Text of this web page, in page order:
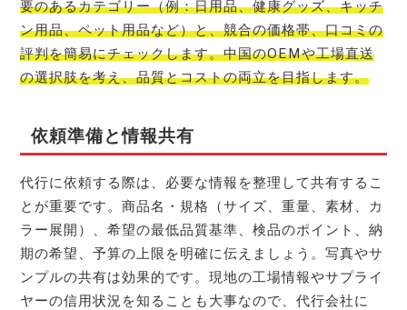
要のあるカテゴリー（例：日用品、健康グッズ、キッチ
ン用品、ペット用品など）と、競合の価格帯、口コミの
評判を簡易にチェックします。中国のOEMや工場直送
の選択肢を考え、品質とコストの両立を目指します。
依頼準備と情報共有
代行に依頼する際は、必要な情報を整理して共有するこ
とが重要です。商品名・規格（サイズ、重量、素材、カ
ラー展開）、希望の最低品質基準、検品のポイント、納
期の希望、予算の上限を明確に伝えましょう。写真やサ
ンプルの共有は効果的です。現地の工場情報やサプライ
ヤーの信用状況を知ることも大事なので、代行会社に